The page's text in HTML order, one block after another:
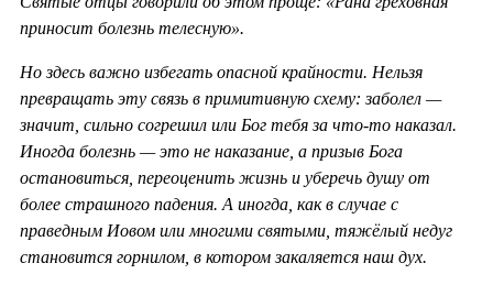
приносит болезнь телесную».
Но здесь важно избегать опасной крайности. Нельзя
превращать эту связь в примитивную схему: заболел —
значит, сильно согрешил или Бог тебя за что-то наказал.
Иногда болезнь — это не наказание, а призыв Бога
остановиться, переоценить жизнь и уберечь душу от
более страшного падения. А иногда, как в случае с
праведным Иовом или многими святыми, тяжёлый недуг
становится горнилом, в котором закаляется наш дух.